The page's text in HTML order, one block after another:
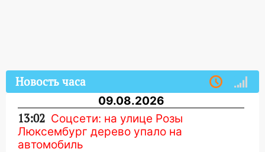
Новость часа
09.08.2026
13:02 Соцсети: на улице Розы
Люксембург дерево упало на
автомобиль